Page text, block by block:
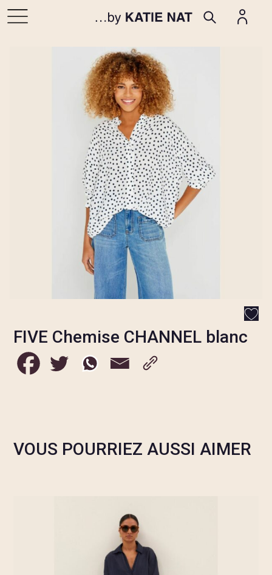
FIVE Chemise CHANNEL blanc
VOUS POURRIEZ AUSSI AIMER